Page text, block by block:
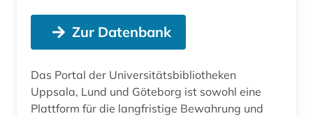
Zur Datenbank
Das Portal der Universitätsbibliotheken
Uppsala, Lund und Göteborg ist sowohl eine
Plattform für die langfristige Bewahrung und